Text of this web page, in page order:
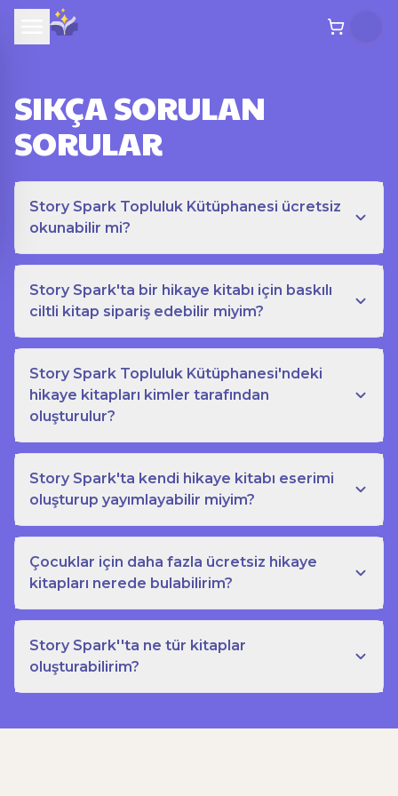
SIKÇA SORULAN
SORULAR
Story Spark Topluluk Kütüphanesi ücretsiz
okunabilir mi?
Story Spark'ta bir hikaye kitabı için baskılı
ciltli kitap sipariş edebilir miyim?
Story Spark Topluluk Kütüphanesi'ndeki
hikaye kitapları kimler tarafından
oluşturulur?
Story Spark'ta kendi hikaye kitabı eserimi
oluşturup yayımlayabilir miyim?
Çocuklar için daha fazla ücretsiz hikaye
kitapları nerede bulabilirim?
Story Spark''ta ne tür kitaplar
oluşturabilirim?